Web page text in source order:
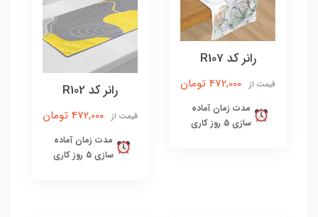
رانر کد R107
قیمت از 472,000 تومان
مدت زمان آماده
سازی 5 روز کاری
رانر کد R102
قیمت از 472,000 تومان
مدت زمان آماده
سازی 5 روز کاری